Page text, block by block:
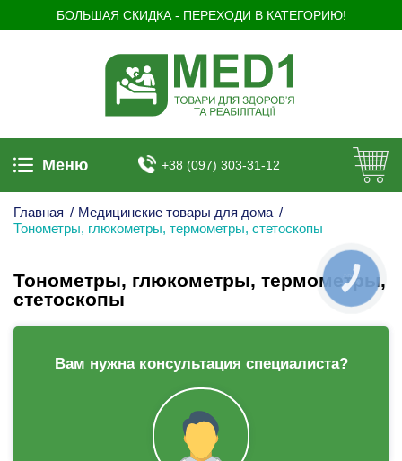
БОЛЬШАЯ СКИДКА - ПЕРЕХОДИ В КАТЕГОРИЮ!
Меню +38 (097) 303-31-12
Главная / Медицинские товары для дома /
Тонометры, глюкометры, термометры, стетоскопы
Тонометры, глюкометры, термометры,
стетоскопы
Вам нужна консультация специалиста?
КНОПКА
ЗВ'ЯЗКУ